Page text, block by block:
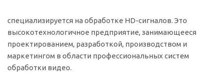
специализируется на обработке HD-сигналов. Это
высокотехнологичное предприятие, занимающееся
проектированием, разработкой, производством и
маркетингом в области профессиональных систем
обработки видео.